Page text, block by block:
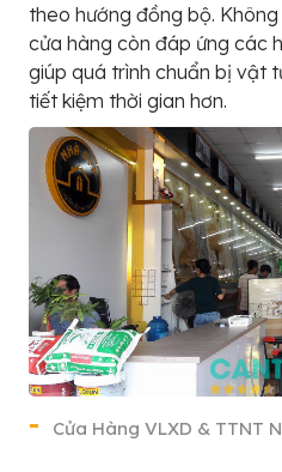
theo hướng đồng bộ.
cửa hàng còn đáp ứng các
giúp quá trình chuẩn bị vật
tiết kiệm thời gian hơn.
Cửa Hàng VLXD & TTNT